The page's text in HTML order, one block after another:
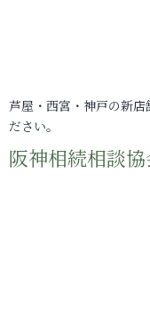
芦屋・西宮・神戸の新
ださい。
阪神相続相談協